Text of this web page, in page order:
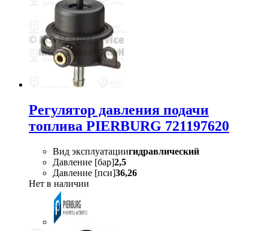
Регулятор давления подачи
топлива PIERBURG 721197620
Вид эксплуатациигидравлический
Давление [бар]2,5
Давление [пси]36,26
Нет в наличии